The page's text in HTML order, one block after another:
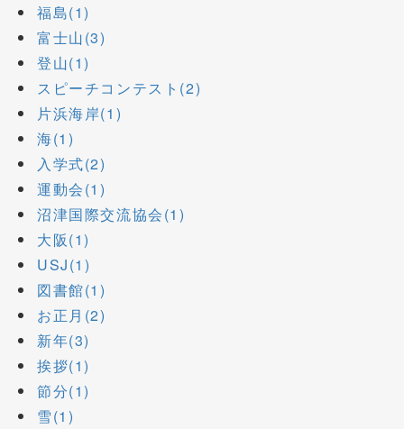
福島(1)
富士山(3)
登山(1)
スピーチコンテスト(2)
片浜海岸(1)
海(1)
入学式(2)
運動会(1)
沼津国際交流協会(1)
大阪(1)
USJ(1)
図書館(1)
お正月(2)
新年(3)
挨拶(1)
節分(1)
雪(1)